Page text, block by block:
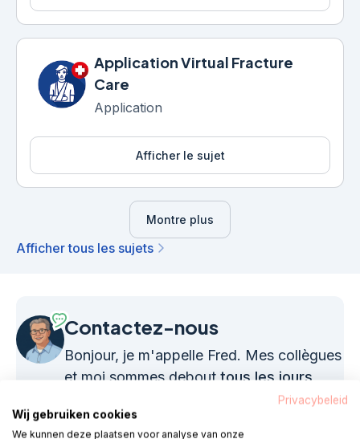
Application Virtual Fracture
Care
Application
Afficher le sujet
Montre plus
Afficher tous les sujets
Contactez-nous
Bonjour, je m'appelle Fred. Mes collègues
et moi sommes debouttous les jours
prêt pour
toi.
Privacybeleid
Wij gebruiken cookies
We kunnen deze plaatsen voor analyse van onze